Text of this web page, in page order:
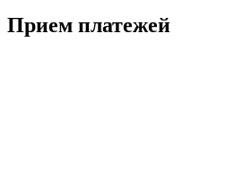
Прием платежей